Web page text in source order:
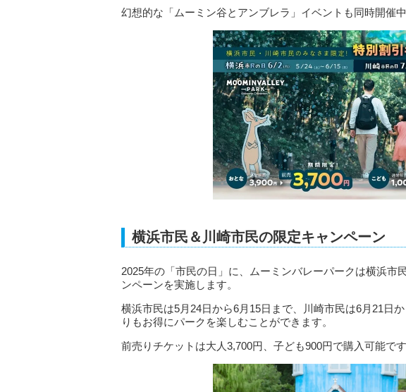
幻想的な「ムーミン谷とアンブレラ」イベントも同時開催中
横浜市民＆川崎市民の限定キャンペーン
2025年の「市民の日」に、ムーミンバレーパークは横浜市
ンペーンを実施します。
横浜市民は5月24日から6月15日まで、川崎市民は6月21日
りもお得にパークを楽しむことができます。
前売りチケットは大人3,700円、子ども900円で購入可能です